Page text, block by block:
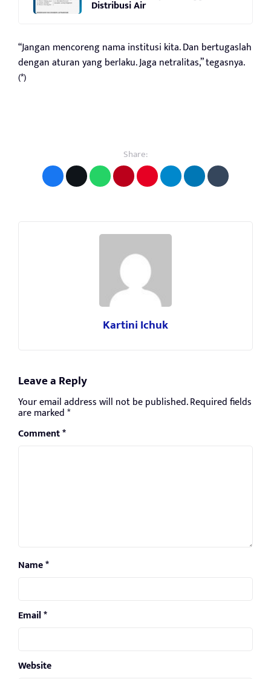
Distribusi Air
“Jangan mencoreng nama institusi kita. Dan bertugaslah
dengan aturan yang berlaku. Jaga netralitas,” tegasnya.
(*)
Share:
Kartini Ichuk
Leave a Reply
Your email address will not be published.Required fields
are marked*
Comment*
Name*
Email*
Website